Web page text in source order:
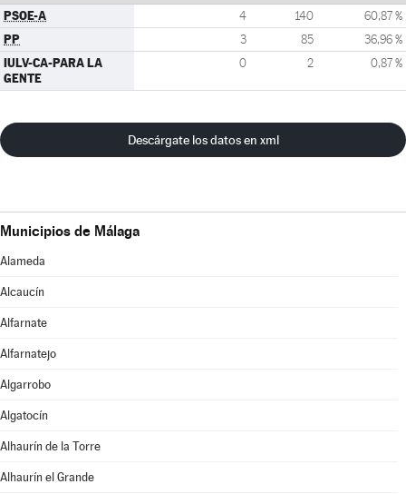
PSOE-A 4 140 60,87 %
PP 3 85 36,96 %
IULV-CA-PARA LA
GENTE
0 2 0,87 %
Descárgate los datos en xml
Municipios de Málaga
Alameda
Alcaucín
Alfarnate
Alfarnatejo
Algarrobo
Algatocín
Alhaurín de la Torre
Alhaurín el Grande